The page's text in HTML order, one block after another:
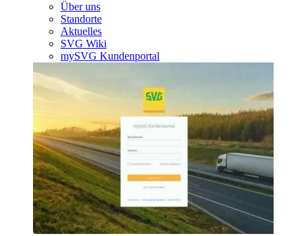
Über uns
Standorte
Aktuelles
SVG Wiki
mySVG Kundenportal